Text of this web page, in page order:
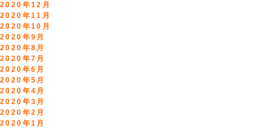
2020年12月
2020年11月
2020年10月
2020年9月
2020年8月
2020年7月
2020年6月
2020年5月
2020年4月
2020年3月
2020年2月
2020年1月